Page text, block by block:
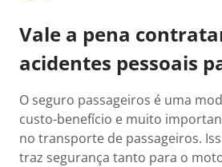
Vale a pena
acidentes pessoais
O seguro passageiros é uma
custo-benefício e muito
no transporte de passageiros.
traz segurança tanto para o